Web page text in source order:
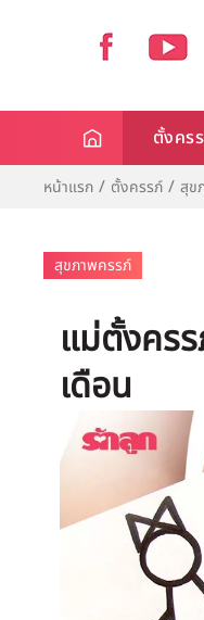
ตั้งคร
หน้าแรก ตั้งครรภ์ สุข
สุขภาพครรภ์
แม่ตั้งคร
เดือน